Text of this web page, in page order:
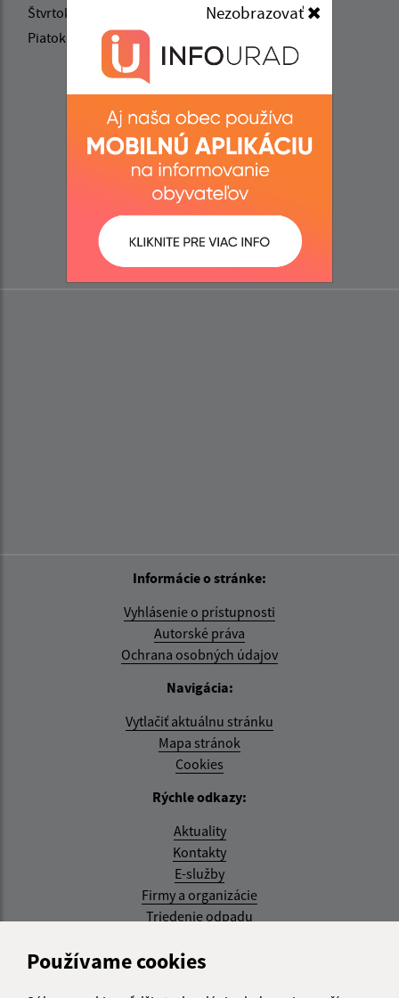
Používame cookies
Nezobrazovať
Štvrtok:
08:00 - 12:00
Piatok:
nestránkový deň
Obecný úrad Kysak
Hlavná ulica 146/28
044 81 Kysak
info@kysak.sk
+421 55 729 05 91
IČO: 00324400
Informácie o stránke:
Vyhlásenie o prístupnosti
Autorské práva
Ochrana osobných údajov
Navigácia:
Vytlačiť aktuálnu stránku
Mapa stránok
Cookies
Rýchle odkazy:
Aktuality
Kontakty
E-služby
Firmy a organizácie
Triedenie odpadu
Aktualizované: